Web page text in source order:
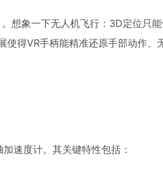
想象一下无人机飞行：3D定位只
得VR手柄能精准还原手部动作、
速度计。其关键特性包括：